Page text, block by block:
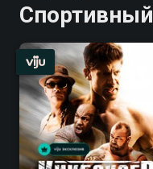
Спортивный